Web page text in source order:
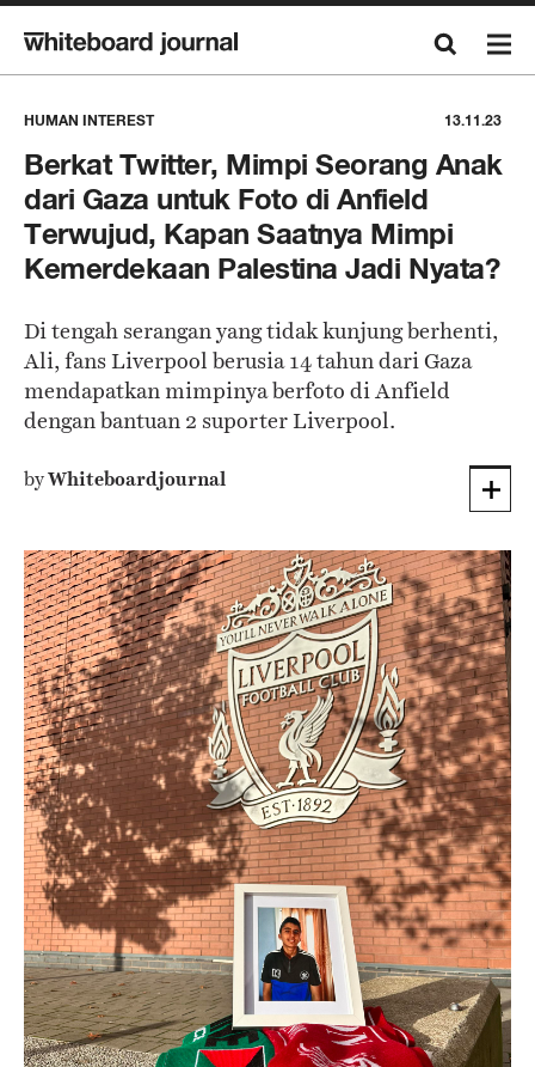
HUMAN INTEREST 13.11.23
Berkat Twitter, Mimpi Seorang Anak
dari Gaza untuk Foto di Anfield
Terwujud, Kapan Saatnya Mimpi
Kemerdekaan Palestina Jadi Nyata?
Di tengah serangan yang tidak kunjung berhenti,
Ali, fans Liverpool berusia 14 tahun dari Gaza
mendapatkan mimpinya berfoto di Anfield
dengan bantuan 2 suporter Liverpool.
byWhiteboardjournal